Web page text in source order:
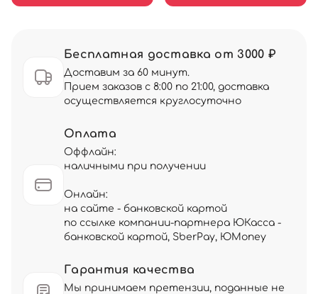
Бесплатная доставка от 3000 ₽
Доставим за 60 минут.
Прием заказов с 8:00 по 21:00, доставка
осуществляется круглосуточно
Оплата
Оффлайн:
наличными при получении
Онлайн:
на сайте - банковской картой
по ссылке компании-партнера ЮКасса -
банковской картой, SberPay, ЮMoney
Гарантия качества
Мы принимаем претензии, поданные не